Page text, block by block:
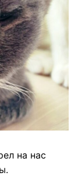
на нас